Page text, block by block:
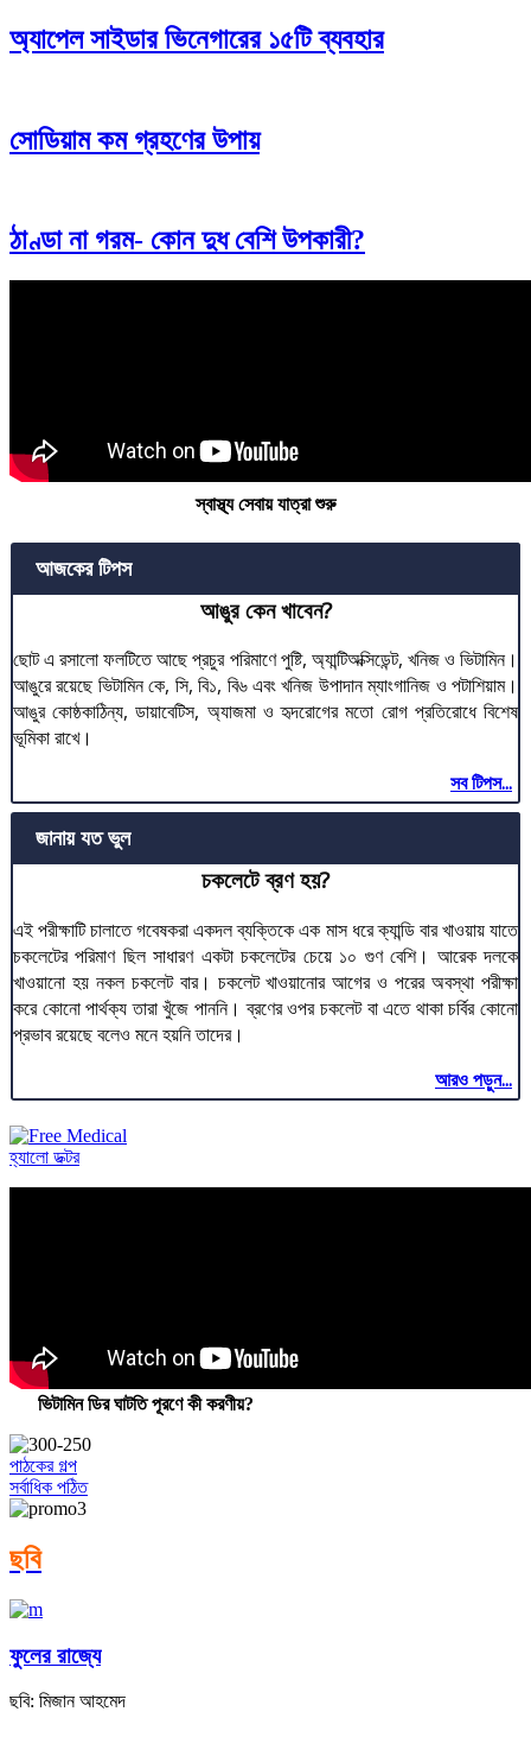
অ্যাপেল সাইডার ভিনেগারের ১৫টি ব্যবহার
সোডিয়াম কম গ্রহণের উপায়
ঠাণ্ডা না গরম- কোন দুধ বেশি উপকারী?
স্বাস্থ্য সেবায় যাত্রা শুরু
আজকের টিপস
আঙুর কেন খাবেন?
ছোট এ রসালো ফলটিতে আছে প্রচুর পরিমাণে পুষ্টি, অ্যান্টিঅক্সিডেন্ট, খনিজ ও ভিটামিন।
আঙুরে রয়েছে ভিটামিন কে, সি, বি১, বি৬ এবং খনিজ উপাদান ম্যাংগানিজ ও পটাশিয়াম।
আঙুর কোষ্ঠকাঠিন্য, ডায়াবেটিস, অ্যাজমা ও হৃদরোগের মতো রোগ প্রতিরোধে বিশেষ
ভূমিকা রাখে।
সব টিপস...
জানায় যত ভুল
চকলেটে ব্রণ হয়?
এই পরীক্ষাটি চালাতে গবেষকরা একদল ব্যক্তিকে এক মাস ধরে ক্যান্ডি বার খাওয়ায় যাতে
চকলেটের পরিমাণ ছিল সাধারণ একটা চকলেটের চেয়ে ১০ গুণ বেশি। আরেক দলকে
খাওয়ানো হয় নকল চকলেট বার। চকলেট খাওয়ানোর আগের ও পরের অবস্থা পরীক্ষা
করে কোনো পার্থক্য তারা খুঁজে পাননি। ব্রণের ওপর চকলেট বা এতে থাকা চর্বির কোনো
প্রভাব রয়েছে বলেও মনে হয়নি তাদের।
আরও পড়ুন...
হ্যালো ডক্টর
ভিটামিন ডির ঘাটতি পূরণে কী করণীয়?
পাঠকের গল্প
সর্বাধিক পঠিত
ছবি
ফুলের রাজ্যে
ছবি: মিজান আহমেদ